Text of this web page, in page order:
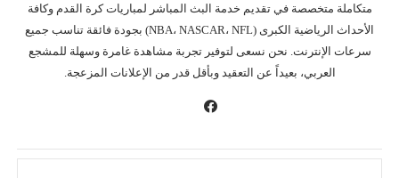
متكاملة متخصصة في تقديم خدمة البث المباشر لمباريات كرة القدم وكافة
الأحداث الرياضية الكبرى (NBA، NASCAR، NFL) بجودة فائقة تناسب جميع
سرعات الإنترنت. نحن نسعى لتوفير تجربة مشاهدة غامرة وسهلة للمشجع
العربي، بعيداً عن التعقيد وبأقل قدر من الإعلانات المزعجة.